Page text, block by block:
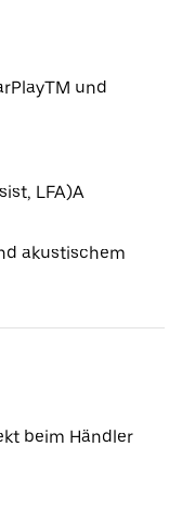
und
LFA)A
akustischem
beim Händler